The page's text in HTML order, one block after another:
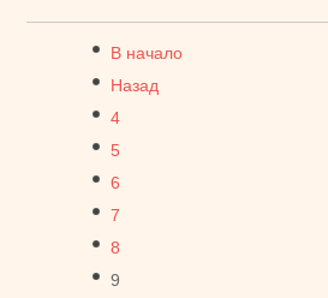
В начало
Назад
4
5
6
7
8
9